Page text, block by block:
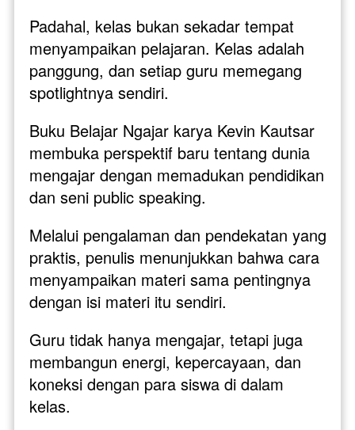
Padahal, kelas bukan sekadar tempat
menyampaikan pelajaran. Kelas adalah
panggung, dan setiap guru memegang
spotlightnya sendiri.
Buku Belajar Ngajar karya Kevin Kautsar
membuka perspektif baru tentang dunia
mengajar dengan memadukan pendidikan
dan seni public speaking.
Melalui pengalaman dan pendekatan yang
praktis, penulis menunjukkan bahwa cara
menyampaikan materi sama pentingnya
dengan isi materi itu sendiri.
Guru tidak hanya mengajar, tetapi juga
membangun energi, kepercayaan, dan
koneksi dengan para siswa di dalam
kelas.